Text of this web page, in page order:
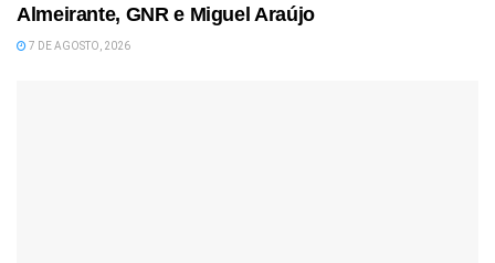
Almeirante, GNR e Miguel Araújo
7 DE AGOSTO, 2026